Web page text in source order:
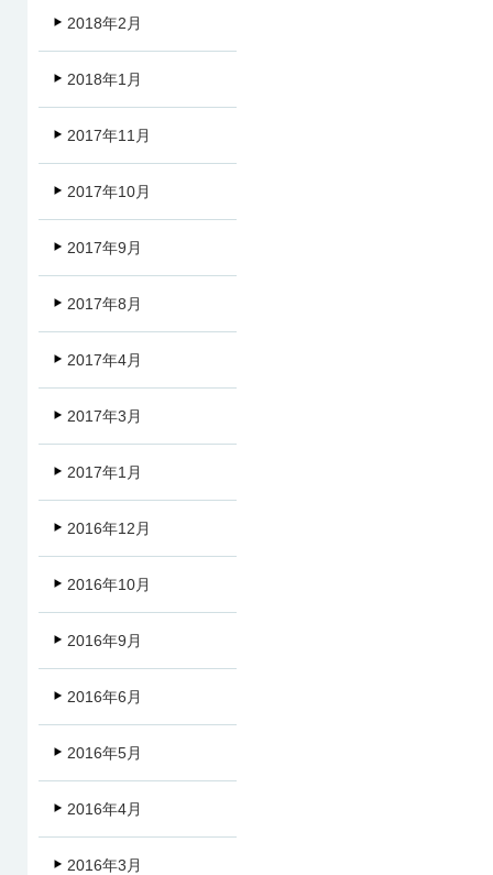
2018年2月
2018年1月
2017年11月
2017年10月
2017年9月
2017年8月
2017年4月
2017年3月
2017年1月
2016年12月
2016年10月
2016年9月
2016年6月
2016年5月
2016年4月
2016年3月